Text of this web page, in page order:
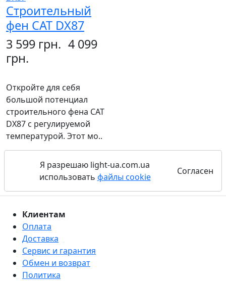
Строительный
фен CAT DX87
3 599 грн. 4 099
грн.
Откройте для себя
большой потенциал
строительного фена CAT
DX87 с регулируемой
температурой. Этот мо..
Я разрешаю light-ua.com.ua
использовать файлы cookie
Согласен
Клиентам
Оплата
Доставка
Сервис и гарантия
Обмен и возврат
Политика